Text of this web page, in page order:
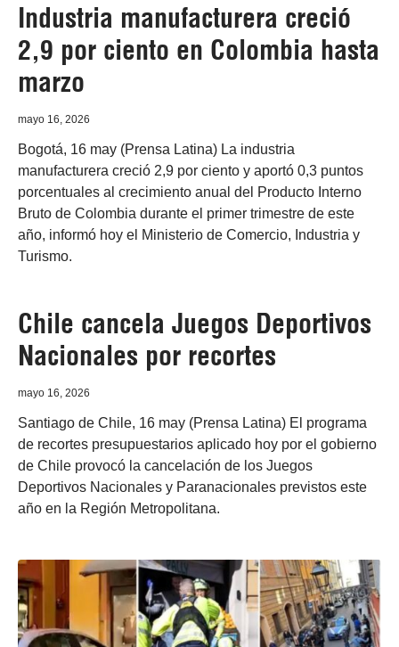
Industria manufacturera creció
2,9 por ciento en Colombia hasta
marzo
mayo 16, 2026
Bogotá, 16 may (Prensa Latina) La industria
manufacturera creció 2,9 por ciento y aportó 0,3 puntos
porcentuales al crecimiento anual del Producto Interno
Bruto de Colombia durante el primer trimestre de este
año, informó hoy el Ministerio de Comercio, Industria y
Turismo.
Chile cancela Juegos Deportivos
Nacionales por recortes
mayo 16, 2026
Santiago de Chile, 16 may (Prensa Latina) El programa
de recortes presupuestarios aplicado hoy por el gobierno
de Chile provocó la cancelación de los Juegos
Deportivos Nacionales y Paranacionales previstos este
año en la Región Metropolitana.